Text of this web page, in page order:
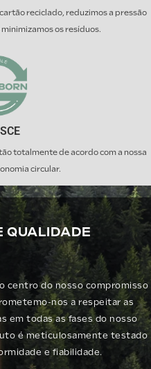
reciclado, reduzimos a pressão
os resíduos.
totalmente de acordo com a nossa
circular.
QUALIDADE
centro do nosso compromisso
nos a respeitar as
em todas as fases do nosso
é meticulosamente testado
e fiabilidade.